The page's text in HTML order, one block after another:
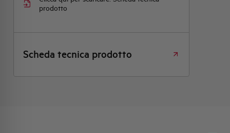
prodotto
Scheda tecnica prodotto